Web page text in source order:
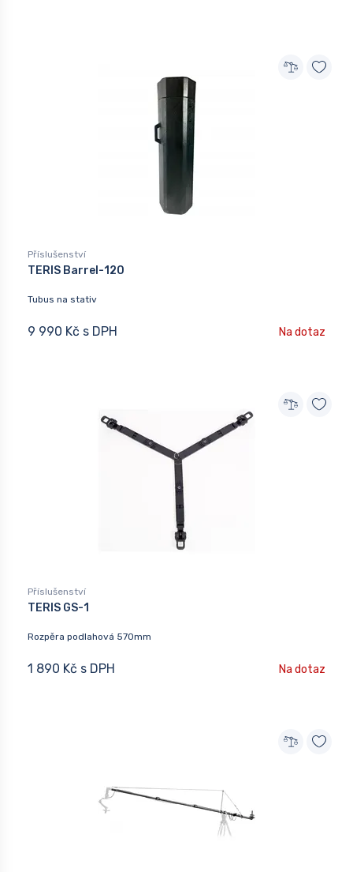
Příslušenství
TERIS Barrel-120
Tubus na stativ
9 990 Kč s DPH Na dotaz
Příslušenství
TERIS GS-1
Rozpěra podlahová 570mm
1 890 Kč s DPH Na dotaz